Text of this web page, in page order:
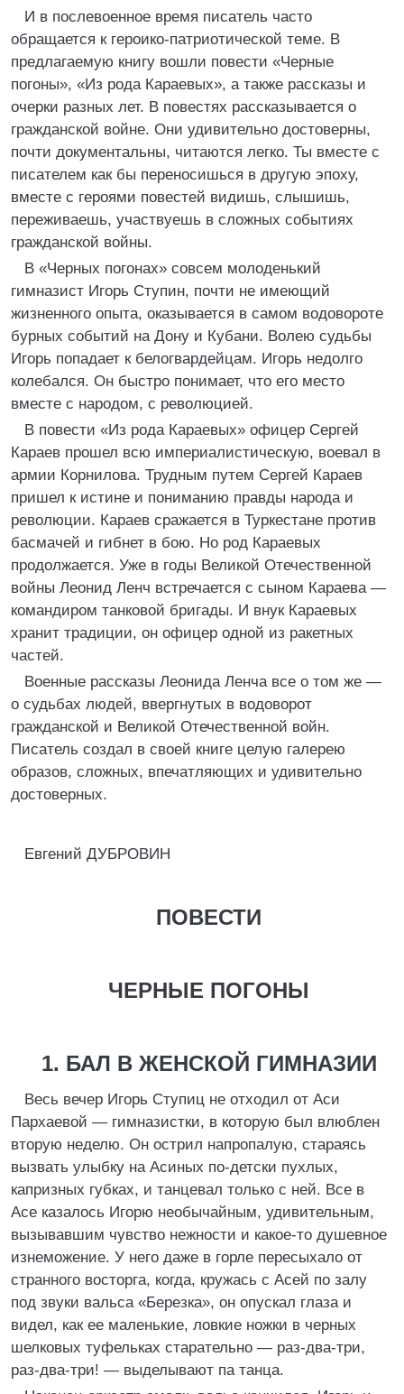
И в послевоенное время писатель часто
обращается к героико-патриотической теме. В
предлагаемую книгу вошли повести «Черные
погоны», «Из рода Караевых», а также рассказы и
очерки разных лет. В повестях рассказывается о
гражданской войне. Они удивительно достоверны,
почти документальны, читаются легко. Ты вместе с
писателем как бы переносишься в другую эпоху,
вместе с героями повестей видишь, слышишь,
переживаешь, участвуешь в сложных событиях
гражданской войны.
В «Черных погонах» совсем молоденький
гимназист Игорь Ступин, почти не имеющий
жизненного опыта, оказывается в самом водовороте
бурных событий на Дону и Кубани. Волею судьбы
Игорь попадает к белогвардейцам. Игорь недолго
колебался. Он быстро понимает, что его место
вместе с народом, с революцией.
В повести «Из рода Караевых» офицер Сергей
Караев прошел всю империалистическую, воевал в
армии Корнилова. Трудным путем Сергей Караев
пришел к истине и пониманию правды народа и
революции. Караев сражается в Туркестане против
басмачей и гибнет в бою. Но род Караевых
продолжается. Уже в годы Великой Отечественной
войны Леонид Ленч встречается с сыном Караева —
командиром танковой бригады. И внук Караевых
хранит традиции, он офицер одной из ракетных
частей.
Военные рассказы Леонида Ленча все о том же —
о судьбах людей, ввергнутых в водоворот
гражданской и Великой Отечественной войн.
Писатель создал в своей книге целую галерею
образов, сложных, впечатляющих и удивительно
достоверных.
Евгений ДУБРОВИН
ПОВЕСТИ
ЧЕРНЫЕ ПОГОНЫ
1. БАЛ В ЖЕНСКОЙ ГИМНАЗИИ
Весь вечер Игорь Ступиц не отходил от Аси
Пархаевой — гимназистки, в которую был влюблен
вторую неделю. Он острил напропалую, стараясь
вызвать улыбку на Асиных по-детски пухлых,
капризных губках, и танцевал только с ней. Все в
Асе казалось Игорю необычайным, удивительным,
вызывавшим чувство нежности и какое-то душевное
изнеможение. У него даже в горле пересыхало от
странного восторга, когда, кружась с Асей по залу
под звуки вальса «Березка», он опускал глаза и
видел, как ее маленькие, ловкие ножки в черных
шелковых туфельках старательно — раз-два-три,
раз-два-три! — выделывают па танца.